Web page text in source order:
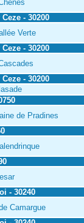
- 30200
Verte
- 30200
- 30200
de Pradines
- 30240
Camargue